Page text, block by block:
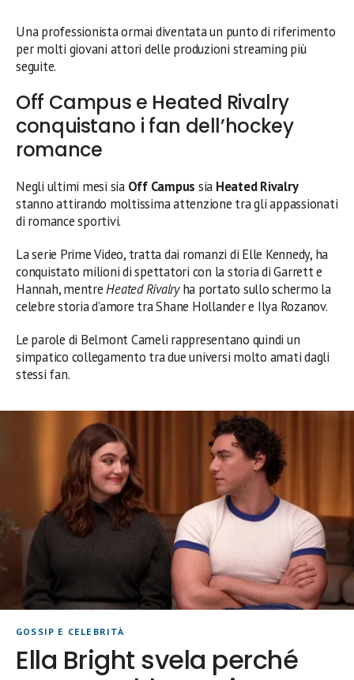
Una professionista ormai diventata un punto di riferimento
per molti giovani attori delle produzioni streaming più
seguite.
Off Campus e Heated Rivalry
conquistano i fan dell’hockey
romance
Negli ultimi mesi sia Off Campus sia Heated Rivalry
stanno attirando moltissima attenzione tra gli appassionati
di romance sportivi.
La serie Prime Video, tratta dai romanzi di Elle Kennedy, ha
conquistato milioni di spettatori con la storia di Garrett e
Hannah, mentreHeated Rivalryha portato sullo schermo la
celebre storia d’amore tra Shane Hollander e Ilya Rozanov.
Le parole di Belmont Cameli rappresentano quindi un
simpatico collegamento tra due universi molto amati dagli
stessi fan.
GOSSIP E CELEBRITÀ
Ella Bright svela perché